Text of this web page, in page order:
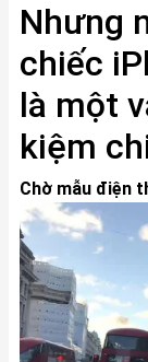
Nhưng
chiếc
là một
kiệm
Chờ mẫu điện